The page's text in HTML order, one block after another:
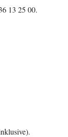
13 25 00.